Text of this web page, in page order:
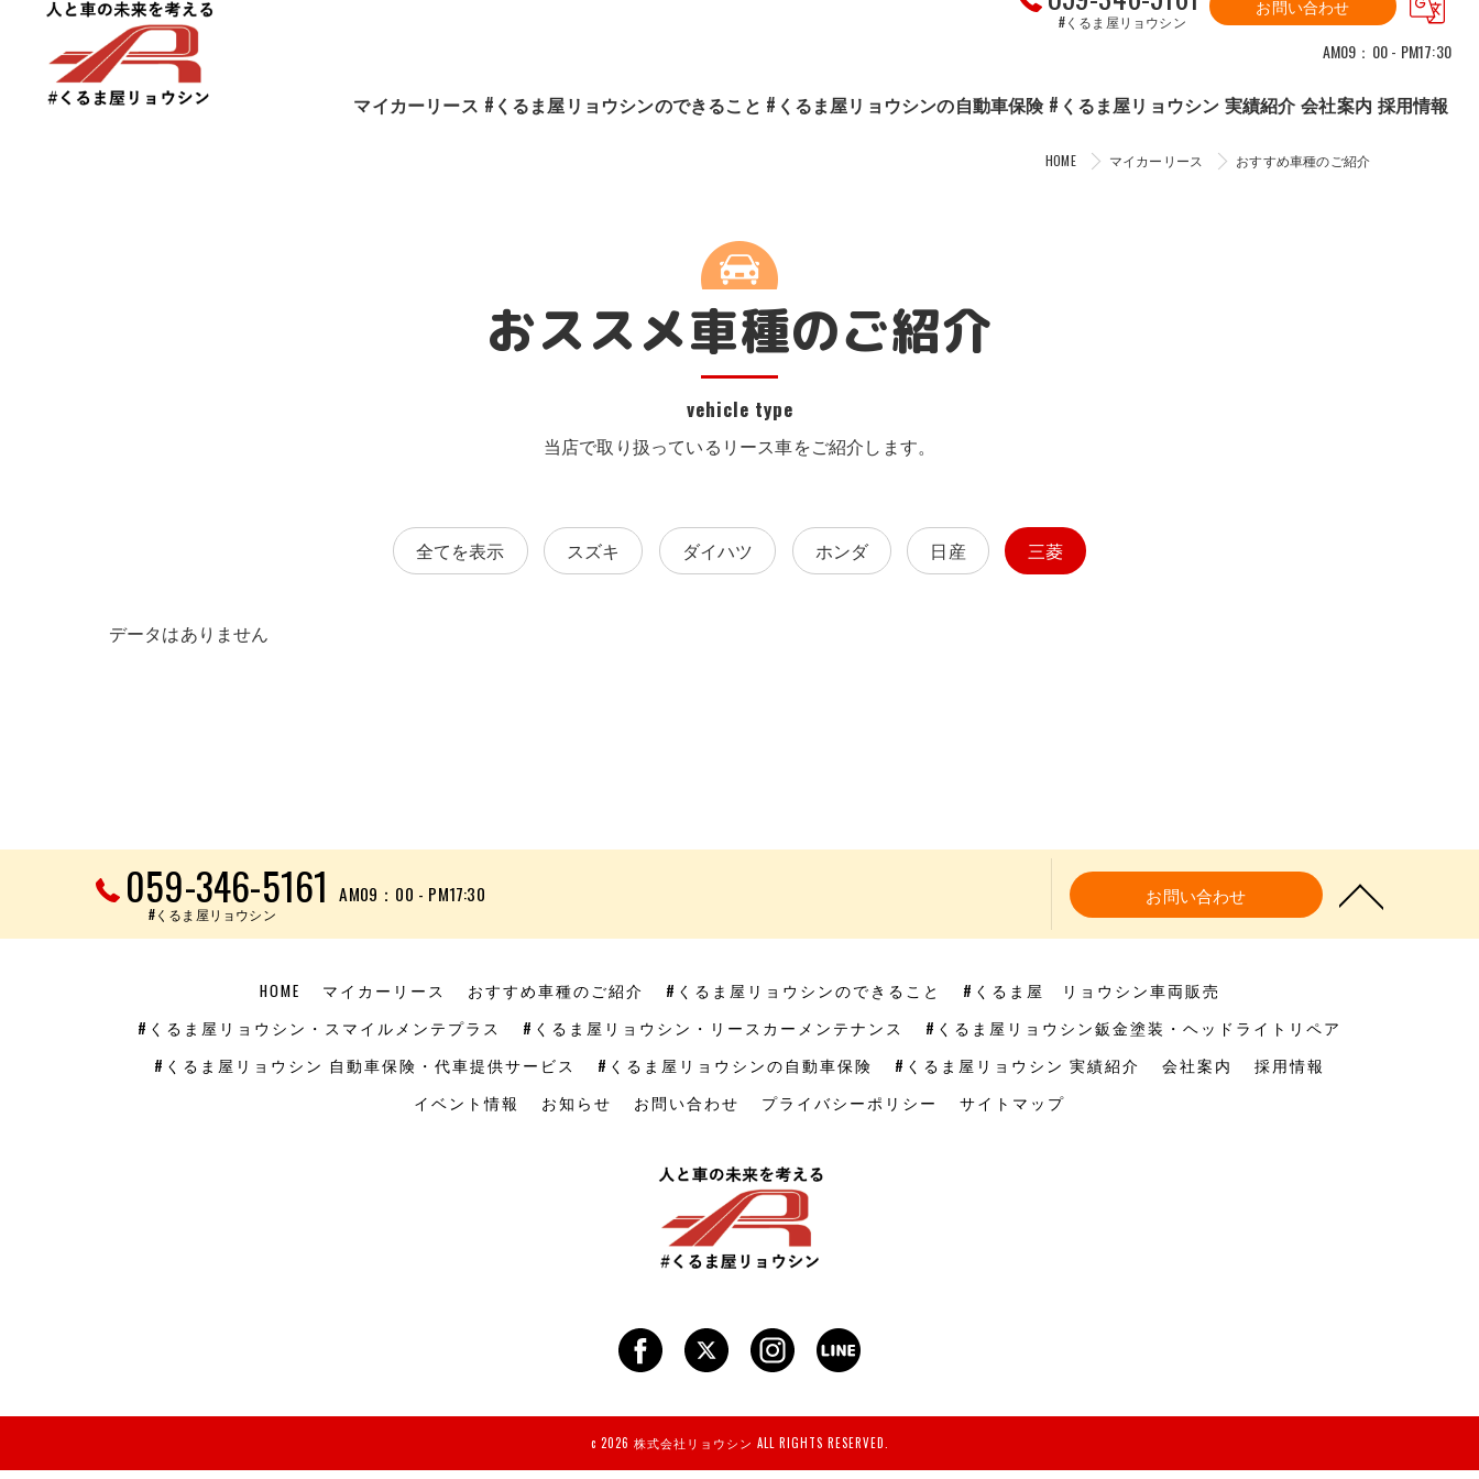
#くるま屋リョウシン
お問い合わせ
AM09：00 - PM17:30
マイカーリース #くるま屋リョウシンのできること
#くるま屋リョウシン・リースカーメンテナンス
#くるま屋リョウシン鈑金塗装・ヘッドライトリペア
#くるま屋リョウシン 自動車保険・代車提供サービス
#くるま屋リョウシンの自動車保険 #くるま屋リョウシン 実績紹介 会社案内 採用情報
HOME マイカーリース おすすめ車種のご紹介
おススメ車種のご紹介
vehicle type
当店で取り扱っているリース車をご紹介します。
全てを表示 スズキ ダイハツ ホンダ 日産 三菱
データはありません
059-346-5161
#くるま屋リョウシン
AM09：00 - PM17:30 お問い合わせ
HOME マイカーリース おすすめ車種のご紹介 #くるま屋リョウシンのできること
#くるま屋 リョウシン車両販売
#くるま屋リョウシン・スマイルメンテプラス
#くるま屋リョウシン・リースカーメンテナンス
#くるま屋リョウシン鈑金塗装・ヘッドライトリペア
#くるま屋リョウシン 自動車保険・代車提供サービス
#くるま屋リョウシンの自動車保険 #くるま屋リョウシン 実績紹介 会社案内
採用情報
イベント情報
お知らせ お問い合わせ プライバシーポリシー サイトマップ
c 2026 株式会社リョウシン ALL RIGHTS RESERVED.